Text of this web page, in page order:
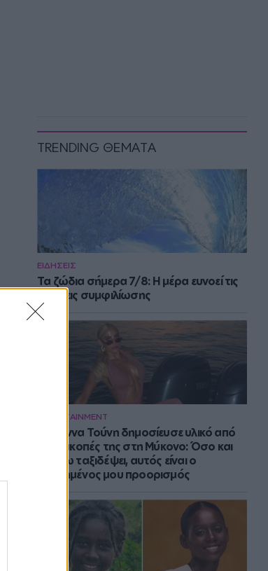
TRENDING ΘΕΜΑΤΑ
ΕΙΔΗΣΕΙΣ
Τα ζώδια σήμερα 7/8: Η μέρα ευνοεί τις
κινήσεις συμφιλίωσης
ENTERTAINMENT
Η Ιωάννα Τούνη δημοσίευσε υλικό από
τις διακοπές της στη Μύκονο: Όσο και
αν έχω ταξιδέψει, αυτός είναι ο
αγαπημένος μου προορισμός